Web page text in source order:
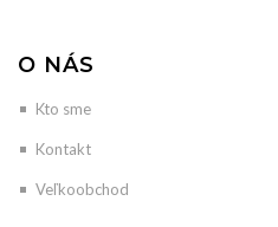
O NÁS
Kto sme
Kontakt
Veľkoobchod